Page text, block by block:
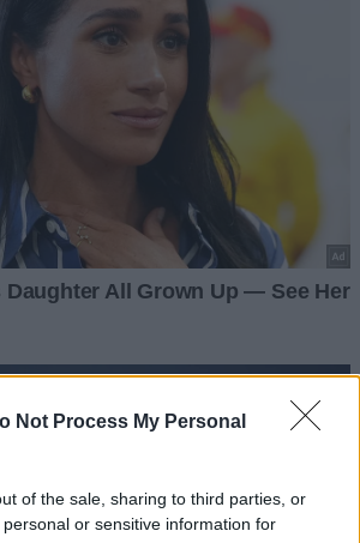
Not Process My Personal
of the sale, sharing to third parties, or
or sensitive information for